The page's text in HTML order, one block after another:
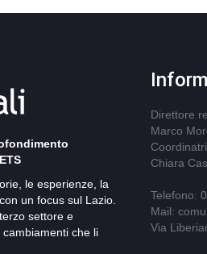
le esperienze, la
un focus sul Lazio.
settore e
che li
Direttore
Marco
Chiara
Telefono:
Mail:
Via